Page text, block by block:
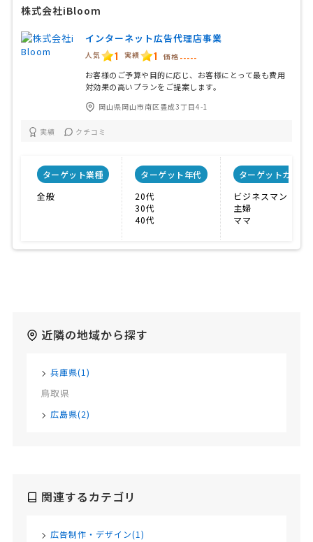
株式会社iBloom
インターネット広告代理店事業
人気 1 実績 1 価格 -----
お客様のご予算や目的に応じ、お客様にとって最も費用
対効果の高いプランをご提案します。
岡山県岡山市南区豊成3丁目4-1
実績 クチコミ
ターゲット業種
全般
ターゲット年代
20代
30代
40代
ターゲットカテゴ
ビジネスマン
主婦
ママ
近隣の地域から探す
兵庫県(1)
鳥取県
広島県(2)
関連するカテゴリ
広告制作・デザイン(1)